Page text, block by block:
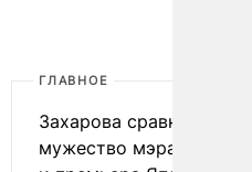
ГЛАВНОЕ
Захарова сравнила
мужество мэра